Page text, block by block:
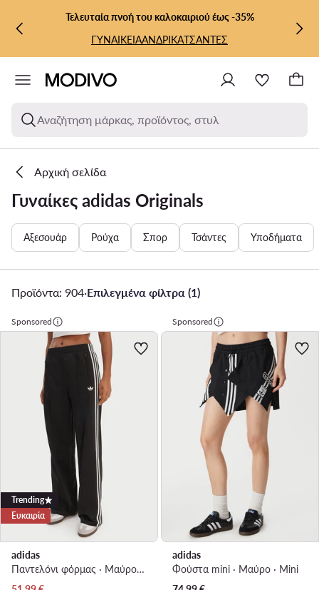
ΜΕΤΆΒΑΣΗ ΣΤΟ ΚΎΡΙΟ ΠΕΡΙΕΧΌΜΕΝΟ
ΜΕΤΆΒΑΣΗ ΣΤΗΝ ΑΝΑΖΉΤΗΣΗ
Τελευταία πνοή του καλοκαιριού έως -35%
ΓΥΝΑΙΚΕΙΑΑΝΔΡΙΚΑΤΣΑΝΤΕΣ
Αναζήτηση μάρκας, προϊόντος, στυλ
Αρχική σελίδα
Γυναίκες adidas Originals
Αξεσουάρ Ρούχα Σπορ Τσάντες Υποδήματα
Προϊόντα: 904·Επιλεγμένα φίλτρα (1)
Sponsored
Trending
Ευκαιρία
adidas
Παντελόνι φόρμας · Μαύρο · Relaxed Fit
Sponsored
adidas
Φούστα mini · Μαύρο · Mini